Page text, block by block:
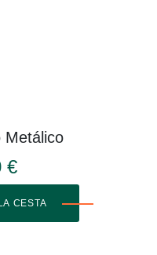
Metálico
€
CESTA